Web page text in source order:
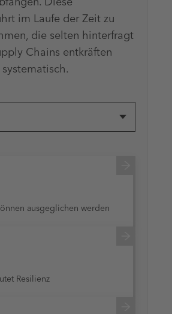
im Laufe der Zeit zu
die selten hinterfragt
Chains entkräften
ausgeglichen werden
Resilienz